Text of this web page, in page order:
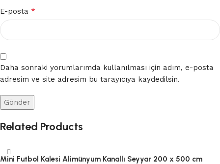
E-posta *
Daha sonraki yorumlarımda kullanılması için adım, e-posta
adresim ve site adresim bu tarayıcıya kaydedilsin.
Related Products
Mini Futbol Kalesi Alimünyum Kanallı Seyyar 200 x 500 cm